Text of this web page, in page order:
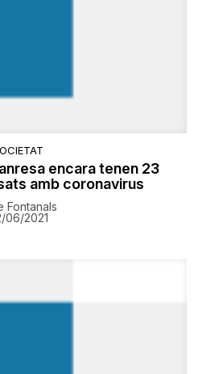
encara tenen 23
amb coronavirus
Fontanals
06/2021